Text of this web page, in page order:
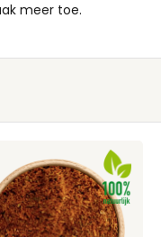
meer toe.